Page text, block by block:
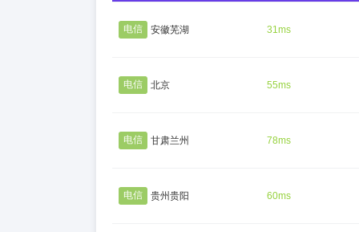
电信 安徽芜湖 31ms
电信 北京 55ms
电信 甘肃兰州 78ms
电信 贵州贵阳 60ms